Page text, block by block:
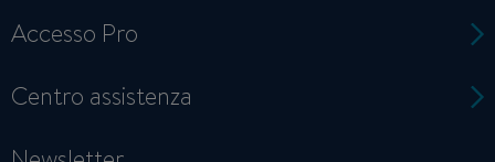
Accesso Pro
Centro assistenza